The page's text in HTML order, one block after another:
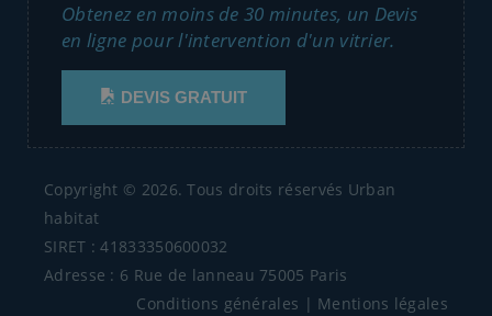
Obtenez en moins de 30 minutes, un Devis
en ligne pour l'intervention d'un vitrier.
DEVIS GRATUIT
Copyright © 2026. Tous droits réservés Urban
habitat
SIRET : 41833350600032
Adresse : 6 Rue de lanneau 75005 Paris
Conditions générales | Mentions légales